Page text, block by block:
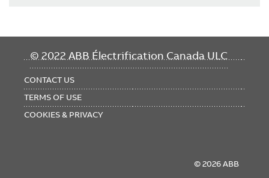
© 2022 ABB Électrification Canada ULC
FOOTER
CONTACT US
TERMS OF USE
COOKIES & PRIVACY
© 2026 ABB